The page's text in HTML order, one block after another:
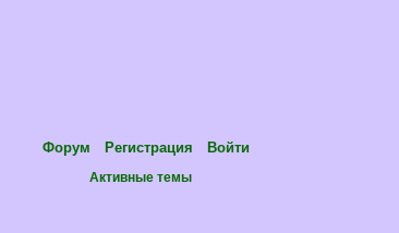
Форум Регистрация Войти
Активные темы